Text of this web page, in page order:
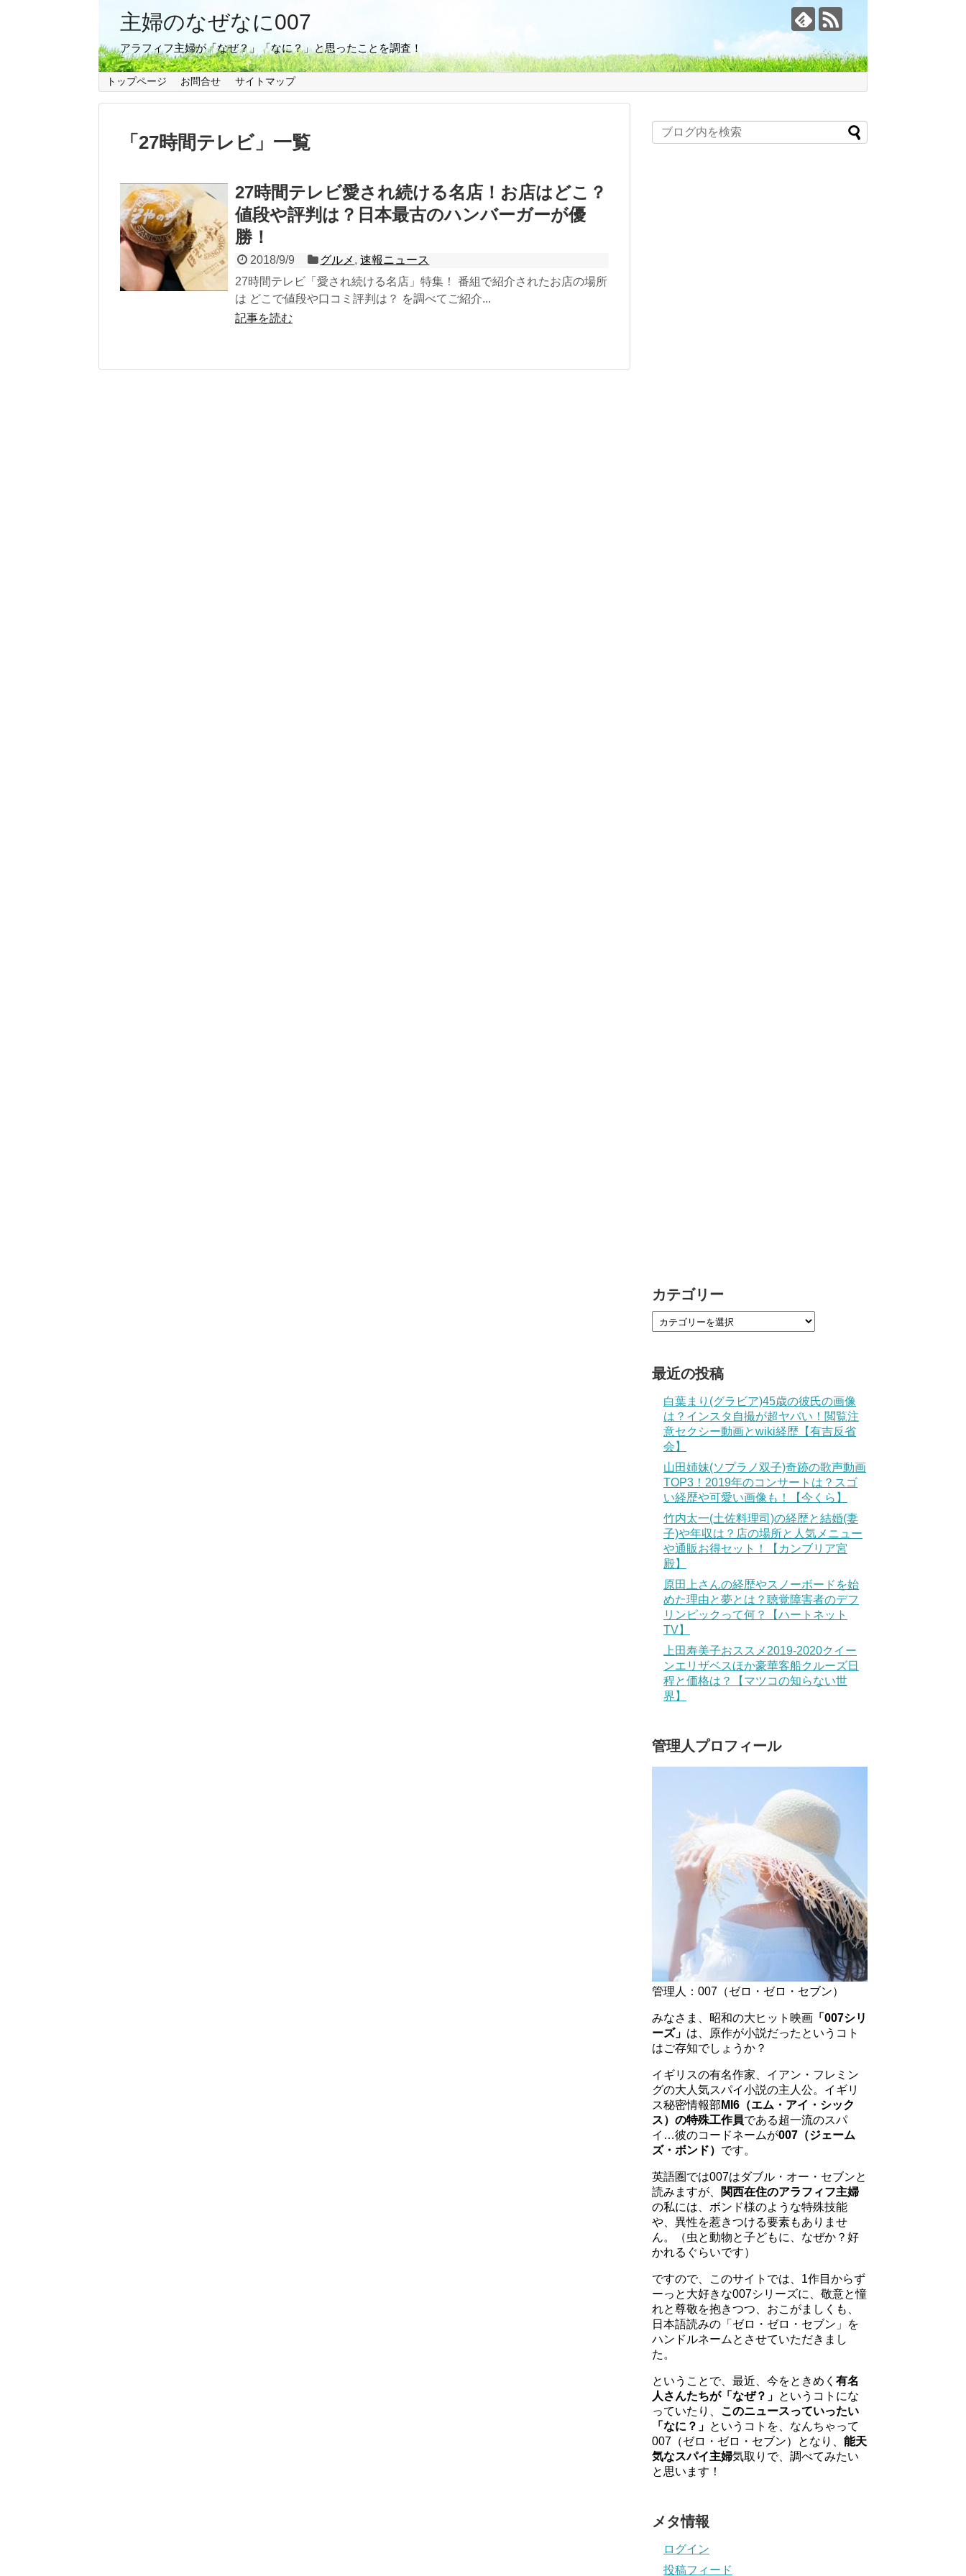
主婦のなぜなに007
アラフィフ主婦が「なぜ？」「なに？」と思ったことを調査！
トップページ お問合せ サイトマップ
「 27時間テレビ 」 一覧
27時間テレビ愛され続ける名店！お店はどこ？
値段や評判は？日本最古のハンバーガーが優
勝！
2018/9/9 グルメ ,速報ニュース
27時間テレビ「愛され続ける名店」特集！ 番組で紹介されたお店の場所
は どこで値段や口コミ評判は？ を調べてご紹介...
記事を読む
カテゴリー
最近の投稿
白葉まり(グラビア)45歳の彼氏の画像
は？インスタ自撮が超ヤバい！閲覧注
意セクシー動画とwiki経歴【有吉反省
会】
山田姉妹(ソプラノ双子)奇跡の歌声動画
TOP3！2019年のコンサートは？スゴ
い経歴や可愛い画像も！【今くら】
竹内太一(土佐料理司)の経歴と結婚(妻
子)や年収は？店の場所と人気メニュー
や通販お得セット！【カンブリア宮
殿】
原田上さんの経歴やスノーボードを始
めた理由と夢とは？聴覚障害者のデフ
リンピックって何？【ハートネット
TV】
上田寿美子おススメ2019-2020クイー
ンエリザベスほか豪華客船クルーズ日
程と価格は？【マツコの知らない世
界】
管理人プロフィール
管理人：007（ゼロ・ゼロ・セブン）
みなさま、昭和の大ヒット映画 「007シリ
ーズ」 は、原作が小説だったというコト
はご存知でしょうか？
イギリスの有名作家、イアン・フレミン
グの大人気スパイ小説の主人公。イギリ
ス秘密情報部 MI6（エム・アイ・シック
ス）の特殊工作員である超一流のスパ
イ…彼のコードネームが007（ジェーム
ズ・ボンド） です。
英語圏では007はダブル・オー・セブンと
読みますが、
関西在住のアラフィフ主婦
の私には、ボンド様のような特殊技能
や、異性を惹きつける要素もありませ
ん。（虫と動物と子どもに、なぜか？好
かれるぐらいです）
ですので、このサイトでは、1作目からず
ーっと大好きな007シリーズに、敬意と憧
れと尊敬を抱きつつ、おこがましくも、
日本語読みの「ゼロ・ゼロ・セブン」を
ハンドルネームとさせていただきまし
た。
ということで、最近、今をときめく 有名
人さんたちが「なぜ？」 というコトにな
っていたり、 このニュースっていったい
「なに？」 というコトを、なんちゃって
007（ゼロ・ゼロ・セブン）となり、 能天
気なスパイ主婦気取りで、調べてみたい
と思います！
メタ情報
ログイン
投稿フィード